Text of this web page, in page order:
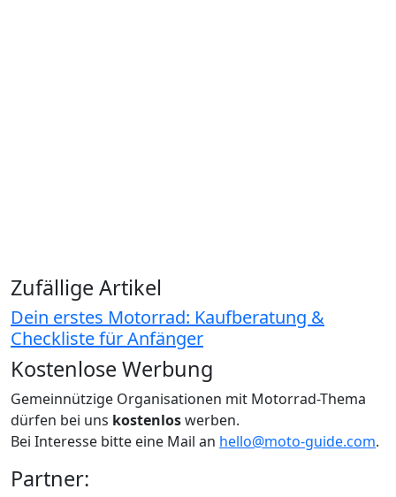
Zufällige Artikel
Dein erstes Motorrad: Kaufberatung &
Checkliste für Anfänger
Kostenlose Werbung
Gemeinnützige Organisationen mit Motorrad-Thema
dürfen bei uns kostenloswerben.
Bei Interesse bitte eine Mail an hello@moto-guide.com.
Partner: